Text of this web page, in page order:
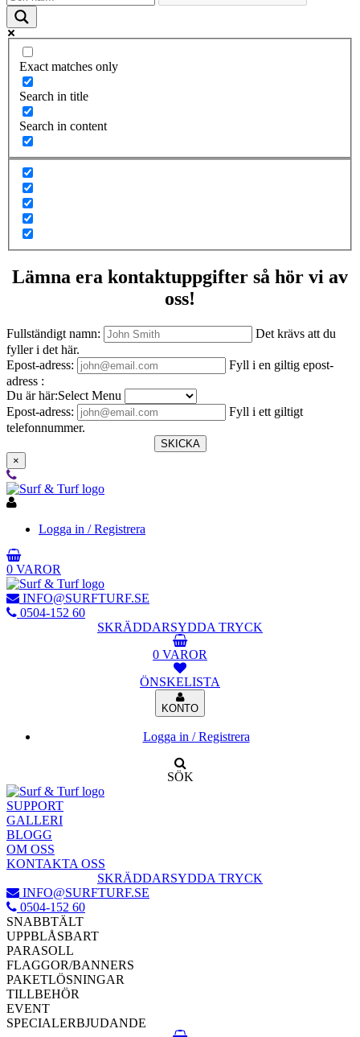
Exact matches only
Search in title
Search in content
Lämna era kontaktuppgifter så hör vi av
oss!
Fullständigt namn:
Det krävs att du
fyller i det här.
Epost-adress:
Fyll i en giltig epost-
adress :
Du är här:Select Menu
Epost-adress:
Fyll i ett giltigt
telefonnummer.
SKICKA
×
Logga in / Registrera
0 VAROR
INFO@SURFTURF.SE
0504-152 60
SKRÄDDARSYDDA TRYCK
0 VAROR
ÖNSKELISTA
KONTO
Logga in / Registrera
SÖK
SUPPORT
GALLERI
BLOGG
OM OSS
KONTAKTA OSS
SKRÄDDARSYDDA TRYCK
INFO@SURFTURF.SE
0504-152 60
SNABBTÄLT
UPPBLÅSBART
PARASOLL
FLAGGOR/BANNERS
PAKETLÖSNINGAR
TILLBEHÖR
EVENT
SPECIALERBJUDANDE